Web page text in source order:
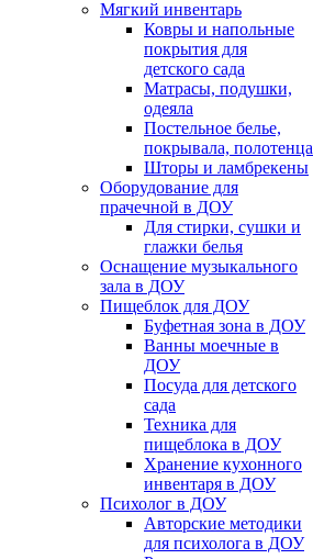
Мягкий инвентарь
Ковры и напольные
покрытия для
детского сада
Матрасы, подушки,
одеяла
Постельное белье,
покрывала, полотенца
Шторы и ламбрекены
Оборудование для
прачечной в ДОУ
Для стирки, сушки и
глажки белья
Оснащение музыкального
зала в ДОУ
Пищеблок для ДОУ
Буфетная зона в ДОУ
Ванны моечные в
ДОУ
Посуда для детского
сада
Техника для
пищеблока в ДОУ
Хранение кухонного
инвентаря в ДОУ
Психолог в ДОУ
Авторские методики
для психолога в ДОУ